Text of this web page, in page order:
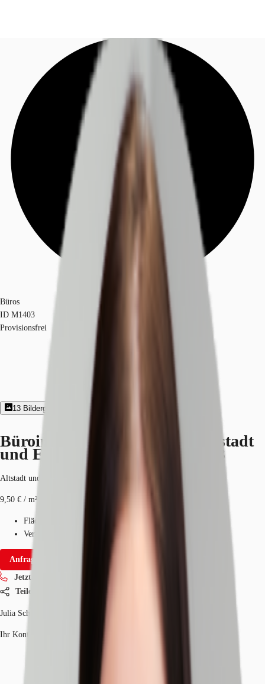
Investieren
Marktinformationen
Coworking
Ihre Ansprechpartner
Favoriten
Jetzt anrufen Kontaktieren Sie uns
Büros
ID M1403
Provisionsfrei
13 Bildergalerie
Exposé herunterladen
Büroimmobilie - Nürnberg, Altstadt
und Engere Innenstadt - M1403
Altstadt und Engere Innenstadt, 90489, Nürnberg, Bayern
9,50 € / m²
Fläche
Verfügbarkeit
Anfrage senden
Jetzt anrufen
Teilen
Julia Schreiter
Ihr Kontakt